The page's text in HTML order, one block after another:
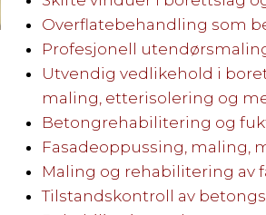
Overflatebehandling som
Profesjonell
Utvendig vedlikehold i
maling, etterisolering og
Betongrehabilitering og
Fasadeoppussing, maling,
Maling og rehabilitering av
Tilstandskontroll av